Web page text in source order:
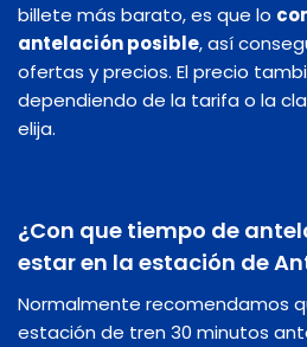
billete más barato, es que lo
antelación posible, así
ofertas y precios. El precio
dependiendo de la tarifa o la
elija.
¿Con que tiempo de
estar en la estación de
Normalmente recomendamos
estación de tren 30 minutos